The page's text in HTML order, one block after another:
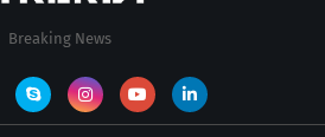
Breaking News